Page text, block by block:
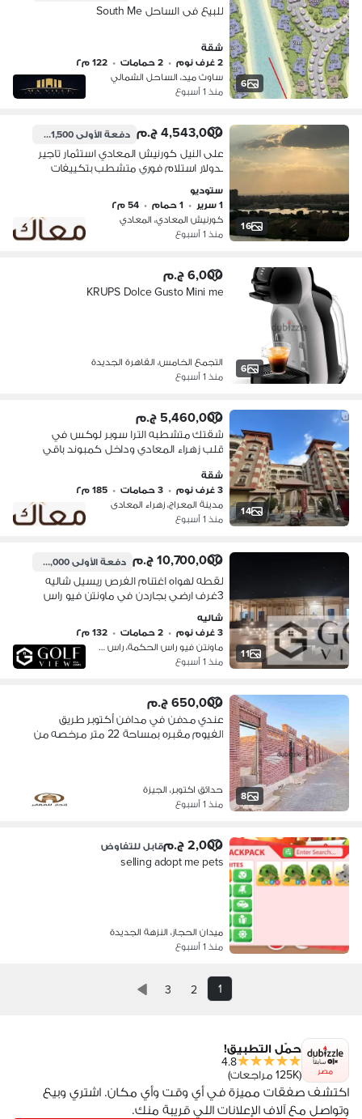
6
للبيع فى الساحل South Me
شقة
2 غرف نوم
• 2 حمامات • 122 م٢
ساوث ميد، الساحل الشمالي
منذ 1 أسبوع
16
4,543,000 ج.م دفعة الأولى2,271,500 ج.م
على النيل كورنيش المعادي استثمار تاجير
بدولار استلام فوري متشطب بتكييفات
اقولك التفاصيل
ستوديو
1 سرير
• 1 حمام • 54 م٢
كورنيش المعادي، المعادي
منذ 1 أسبوع
6
6,000 ج.م
KRUPS Dolce Gusto Mini me
التجمع الخامس، القاهرة الجديدة
منذ 1 أسبوع
14
5,460,000 ج.م
شقتك متشطبه الترا سوبر لوكس في
قلب زهراء المعادي وداخل كمبوند باقي
معاينه دلوقتي تعالى اقولك التفاصيل
شقة
3 غرف نوم
• 3 حمامات • 185 م٢
مدينة المعراج، زهراء المعادى
منذ 1 أسبوع
11
10,700,000 ج.م دفعة الأولى9,500,000 ج.م
لقطه لهواه اغتنام الفرص ريسيل شاليه
3غرف ارضي بجاردن في ماونتن فيو راس
الحكمه مرحله اسكالا سي فرونت برايم
لوكيشن فيو بحر وبول علي ارتفاع مصطبه
35م
شاليه
3 غرف نوم
• 2 حمامات • 132 م٢
ماونتن فيو راس الحكمة، راس الحكمة
منذ 1 أسبوع
8
650,000 ج.م
عندي مدفن في مدافن أكتوبر طريق
الفيوم مقبره بمساحة 22 متر مرخصه من
حدائق اكتوبر، الجيزة
منذ 1 أسبوع
2,000 ج.م قابل للتفاوض
selling adopt me pets
ميدان الحجاز، النزهة الجديدة
منذ 1 أسبوع
1
2
3
مصر
حمّل التطبيق!
4.8
(125K مراجعات)
اكتشف صفقات مميزة في أي وقت وأي مكان. اشتري وبيع
وتواصل مع آلاف الإعلانات اللي قريبة منك.